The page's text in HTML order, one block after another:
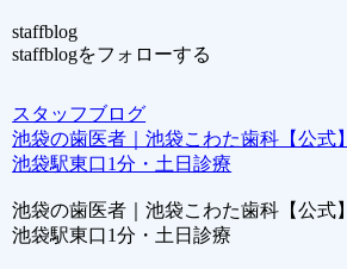
staffblog
staffblogをフォローする
スタッフブログ
池袋の歯医者｜池袋こわた歯科【公式】
池袋駅東口1分・土日診療
池袋の歯医者｜池袋こわた歯科【公式】
池袋駅東口1分・土日診療